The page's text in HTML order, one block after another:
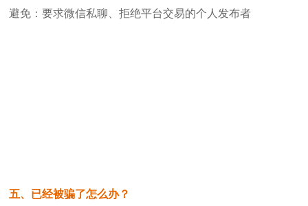
避免：要求微信私聊、拒绝平台交易的个人发布者
五、已经被骗了怎么办？